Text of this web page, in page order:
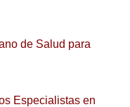
de Salud para
Especialistas en